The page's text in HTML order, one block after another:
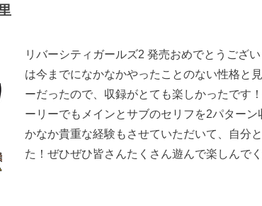
リバーシティガールズ2 発売おめでとうござ
は今までになかなかやったことのない性格と
ーだったので、収録がとても楽しかったです
ーリーでもメインとサブのセリフを2パターン
かなか貴重な経験もさせていただいて、自分
た！ぜひぜひ皆さんたくさん遊んで楽しんでく